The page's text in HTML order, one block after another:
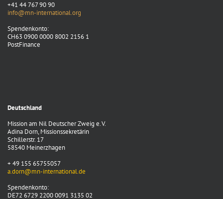
+41 44 767 90 90
info@mn-international.org
Spendenkonto:
CH63 0900 0000 8002 2156 1
PostFinance
Deutschland
Mission am Nil Deutscher Zweig e. V.
Adina Dorn, Missionssekretärin
Schillerstr. 17
58540 Meinerzhagen
+ 49 155 65755057
a.dorn@mn-international.de
Spendenkonto:
DE72 6729 2200 0091 3135 02